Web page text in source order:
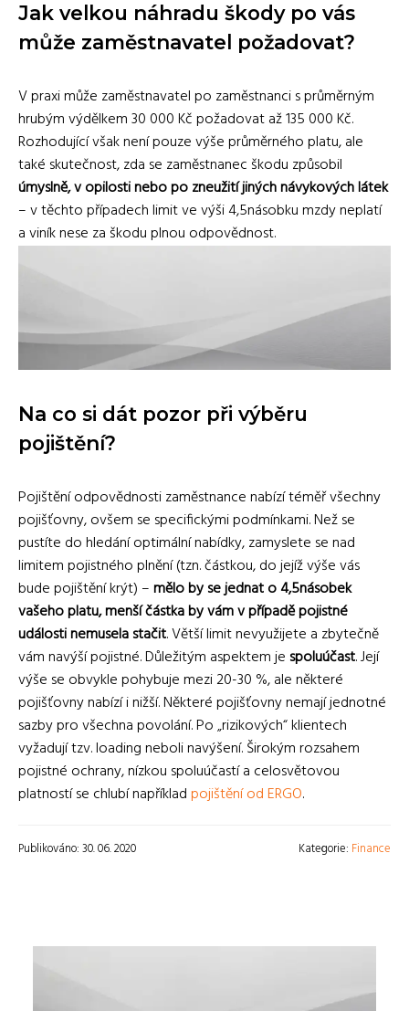
Jak velkou náhradu škody po vás
může zaměstnavatel požadovat?
V praxi může zaměstnavatel po zaměstnanci s průměrným
hrubým výdělkem 30 000 Kč požadovat až 135 000 Kč.
Rozhodující však není pouze výše průměrného platu, ale
také skutečnost, zda se zaměstnanec škodu způsobil
úmyslně, v opilosti nebo po zneužití jiných návykových látek
– v těchto případech limit ve výši 4,5násobku mzdy neplatí
a viník nese za škodu plnou odpovědnost.
Na co si dát pozor při výběru
pojištění?
Pojištění odpovědnosti zaměstnance nabízí téměř všechny
pojišťovny, ovšem se specifickými podmínkami. Než se
pustíte do hledání optimální nabídky, zamyslete se nad
limitem pojistného plnění (tzn. částkou, do jejíž výše vás
bude pojištění krýt) –mělo by se jednat o 4,5násobek
vašeho platu, menší částka by vám v případě pojistné
události nemusela stačit. Větší limit nevyužijete a zbytečně
vám navýší pojistné. Důležitým aspektem je spoluúčast. Její
výše se obvykle pohybuje mezi 20-30 %, ale některé
pojišťovny nabízí i nižší. Některé pojišťovny nemají jednotné
sazby pro všechna povolání. Po „rizikových“ klientech
vyžadují tzv. loading neboli navýšení. Širokým rozsahem
pojistné ochrany, nízkou spoluúčastí a celosvětovou
platností se chlubí napříkladpojištění od ERGO.
Publikováno: 30. 06. 2020 Kategorie: Finance